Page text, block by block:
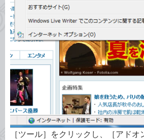
［ツール］をクリックし、［アド